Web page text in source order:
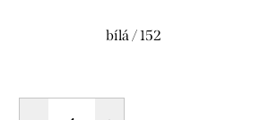
bílá / 152